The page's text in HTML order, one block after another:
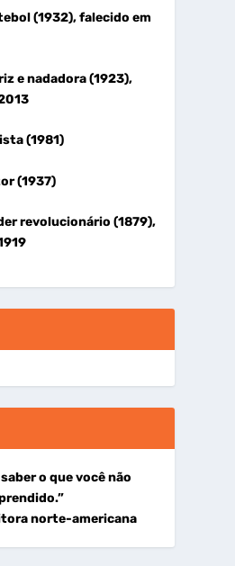
(1932), falecido em
e nadadora (1923),
(1981)
(1937)
revolucionário (1879),
o que você não
norte-americana